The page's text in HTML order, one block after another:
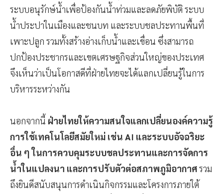
ระบบอนุรักษ์น้ำเพื่อป้องกันน้ำท่วมและลดภัยพิบัติ ระบบ
น้ำประปาในเมืองและชนบท และระบบชลประทานพื้นที่
เพาะปลูก รวมทั้งสร้างอ่างเก็บน้ำและเขื่อน ซึ่งสามารถ
ปกป้องประชากรและเขตเศรษฐกิจส่วนใหญ่ของประเทศ
จึงเห็นว่าเป็นโอกาสดีที่ฝ่ายไทยจะได้แลกเปลี่ยนรู้ในการ
บริหารระหว่างกัน
นอกจากนี้ ฝ่ายไทยให้ความสนใจแลกเปลี่ยนองค์ความรู้
การใช้เทคโนโลยีสมัยใหม่ เช่น AI และระบบอัจฉริยะ
อื่น ๆ ในการควบคุมระบบชลประทานและการจัดการ
น้ำในแปลงนา และการปรับตัวต่อสภาพภูมิอากาศรวม
ถึงยินดีสนับสนุนการดำเนินกิจกรรมและโครงการภายใต้